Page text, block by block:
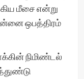
மீசை என்று
ஒபத்திரம்
நிமிண்டல்